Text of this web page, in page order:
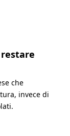
che
invece di